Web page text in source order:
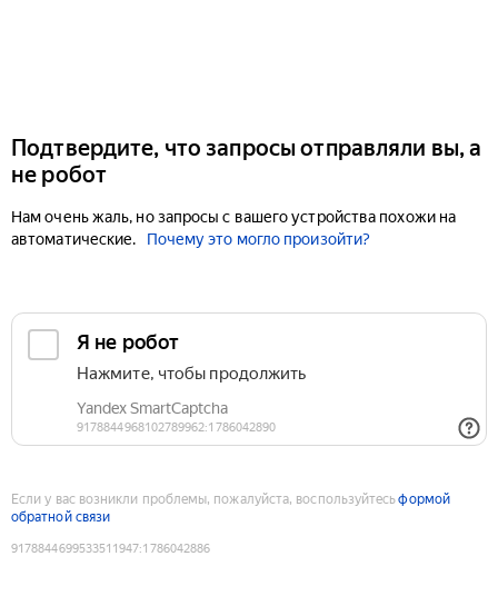
Подтвердите, что запросы отправляли вы, а
не робот
Нам очень жаль, но запросы с вашего устройства похожи на
автоматические.
Почему это могло произойти?
Если у вас возникли проблемы, пожалуйста, воспользуйтесьформой
обратной связи
9178844699533511947:1786042886